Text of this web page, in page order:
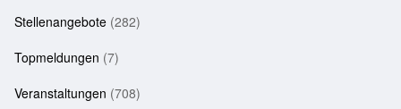
Stellenangebote (282)
Topmeldungen (7)
Veranstaltungen (708)